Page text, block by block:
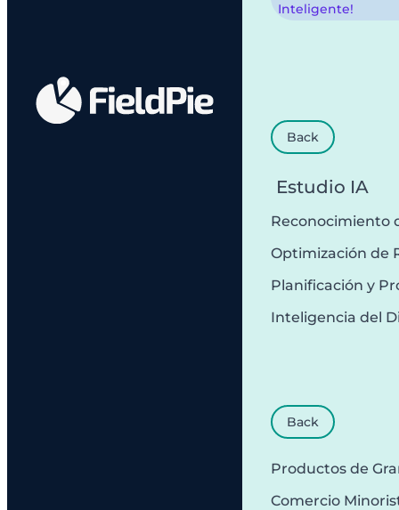
Inteligente!
Back
Estudio IA
Reconocimiento
Optimización de
Planificación y
Inteligencia del
Back
Productos de
Comercio